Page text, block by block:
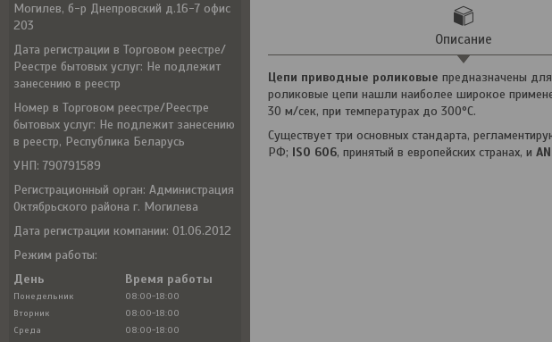
Описание
Цепи приводные роликовые предназначены
роликовые цепи нашли наиболее широкое
30 м/сек, при температурах до 300°С.
Существует три основных стандарта,
РФ; ISO 606, принятый в европейских странах, и
Могилев, б-р Днепровский д.16-7 офис
203
Дата регистрации в Торговом реестре/
Реестре бытовых услуг: Не подлежит
занесению в реестр
Номер в Торговом реестре/Реестре
бытовых услуг: Не подлежит занесению
в реестр, Республика Беларусь
УНП: 790791589
Регистрационный орган: Администрация
Октябрьского района г. Могилева
Дата регистрации компании: 01.06.2012
Режим работы:
День
Время работы
Понедельник
08:00-18:00
Вторник
08:00-18:00
Среда
08:00-18:00